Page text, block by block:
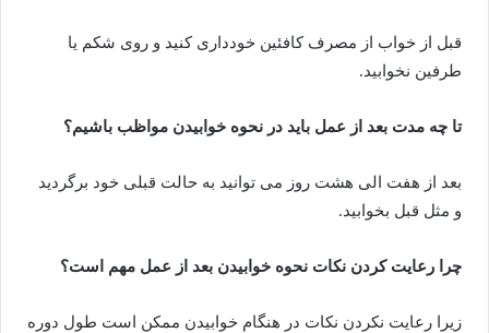
قبل از خواب از مصرف کافئین خودداری کنید و روی شکم یا
طرفین نخوابید.
تا چه مدت بعد از عمل باید در نحوه خوابیدن مواظب باشیم؟
بعد از هفت الی هشت روز می توانید به حالت قبلی خود برگردید
و مثل قبل بخوابید.
چرا رعایت کردن نکات نحوه خوابیدن بعد از عمل مهم است؟
زیرا رعایت نکردن نکات در هنگام خوابیدن ممکن است طول دوره